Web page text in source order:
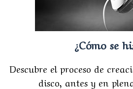
¿Cómo se
Descubre el proceso de
disco, antes y en